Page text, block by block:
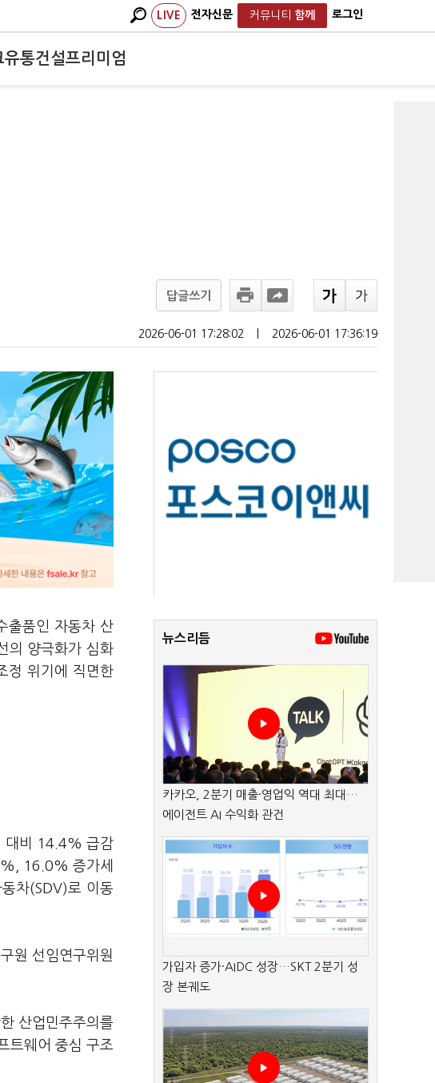
LIVE 전자신문 커뮤니티 함께 로그인
유통건설프리미엄
답글쓰기
2026-06-01 17:28:02 2026-06-01 17:36:19
출품인 자동차 산
의 양극화가 심화
정 위기에 직면한
대비 14.4% 급감
16.0% 증가세
차(SDV)로 이동
원 선임연구위원
산업민주주의를
트웨어 중심 구조
뉴스리듬
카카오, 2분기 매출·영업익 역대 최대…
에이전트 AI 수익화 관건
가입자 증가·AIDC 성장…SKT 2분기 성
장 본궤도